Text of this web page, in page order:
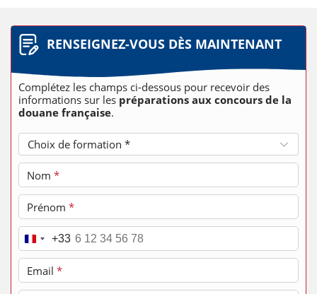
RENSEIGNEZ-VOUS DÈS MAINTENANT
Complétez les champs ci-dessous pour recevoir des
informations sur les préparations aux concours de la
douane française.
Choix de formation *
Nom *
Prénom *
Téléphone *
+33
Email *